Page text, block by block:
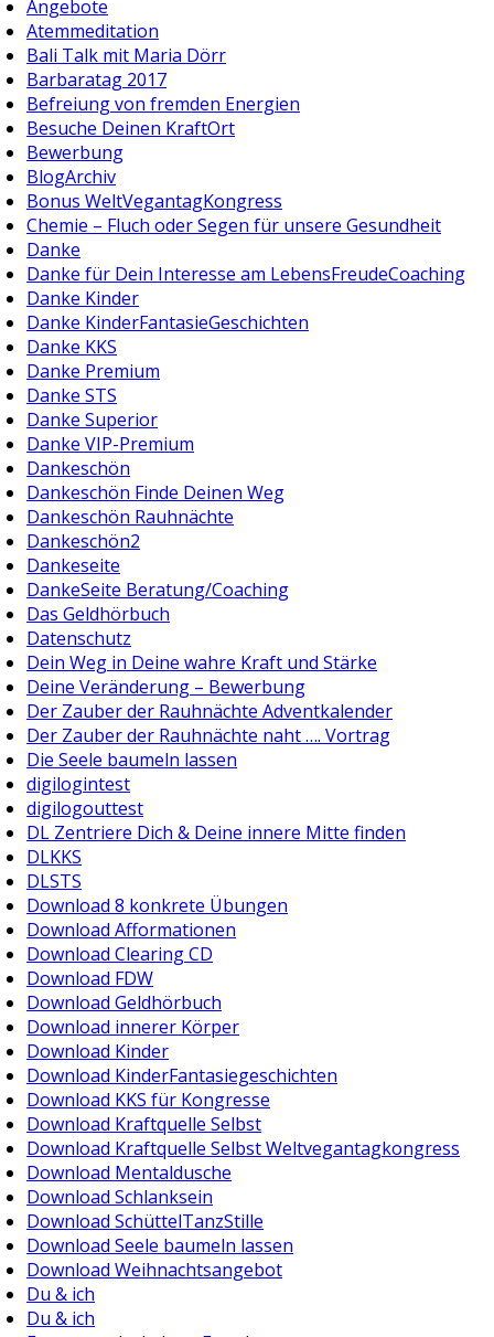
Angebote
Atemmeditation
Bali Talk mit Maria Dörr
Barbaratag 2017
Befreiung von fremden Energien
Besuche Deinen KraftOrt
Bewerbung
BlogArchiv
Bonus WeltVegantagKongress
Chemie – Fluch oder Segen für unsere Gesundheit
Danke
Danke für Dein Interesse am LebensFreudeCoaching
Danke Kinder
Danke KinderFantasieGeschichten
Danke KKS
Danke Premium
Danke STS
Danke Superior
Danke VIP-Premium
Dankeschön
Dankeschön Finde Deinen Weg
Dankeschön Rauhnächte
Dankeschön2
Dankeseite
DankeSeite Beratung/Coaching
Das Geldhörbuch
Datenschutz
Dein Weg in Deine wahre Kraft und Stärke
Deine Veränderung – Bewerbung
Der Zauber der Rauhnächte Adventkalender
Der Zauber der Rauhnächte naht …. Vortrag
Die Seele baumeln lassen
digilogintest
digilogouttest
DL Zentriere Dich & Deine innere Mitte finden
DLKKS
DLSTS
Download 8 konkrete Übungen
Download Afformationen
Download Clearing CD
Download FDW
Download Geldhörbuch
Download innerer Körper
Download Kinder
Download KinderFantasiegeschichten
Download KKS für Kongresse
Download Kraftquelle Selbst
Download Kraftquelle Selbst Weltvegantagkongress
Download Mentaldusche
Download Schlanksein
Download SchüttelTanzStille
Download Seele baumeln lassen
Download Weihnachtsangebot
Du & ich
Du & ich